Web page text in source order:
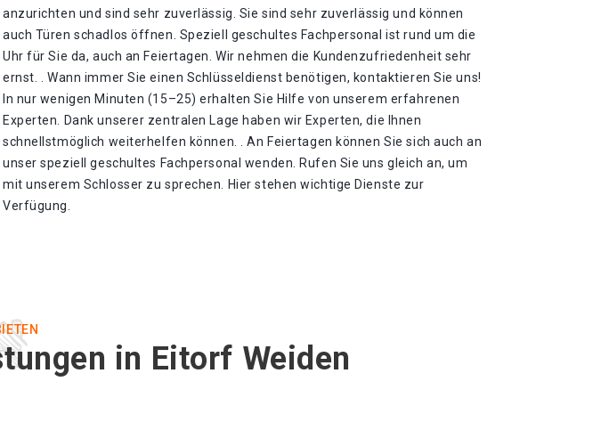
anzurichten und sind sehr zuverlässig. Sie sind sehr zuverlässig und können
auch Türen schadlos öffnen. Speziell geschultes Fachpersonal ist rund um die
Uhr für Sie da, auch an Feiertagen. Wir nehmen die Kundenzufriedenheit sehr
ernst. . Wann immer Sie einen Schlüsseldienst benötigen, kontaktieren Sie uns!
In nur wenigen Minuten (15–25) erhalten Sie Hilfe von unserem erfahrenen
Experten. Dank unserer zentralen Lage haben wir Experten, die Ihnen
schnellstmöglich weiterhelfen können. . An Feiertagen können Sie sich auch an
unser speziell geschultes Fachpersonal wenden. Rufen Sie uns gleich an, um
mit unserem Schlosser zu sprechen. Hier stehen wichtige Dienste zur
Verfügung.
in Eitorf Weiden